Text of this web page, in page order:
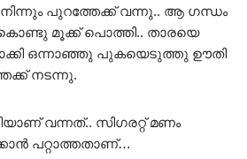
നിന്നും പുറത്തേക്ക് വന്നു.. ആ ഗന്ധം
മൂക്ക് പൊത്തി.. താരയെ
ഒന്നാഞ്ഞു പുകയെടുത്തു ഊതി
നടന്നു.
വന്നത്.. സിഗരറ്റ് മണം
പറ്റാത്തതാണ്…